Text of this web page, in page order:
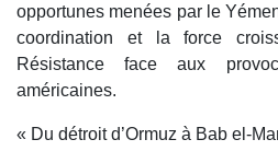
opportunes menées par le
coordination et la force
Résistance face aux
américaines.
« Du détroit d’Ormuz à Bab el-